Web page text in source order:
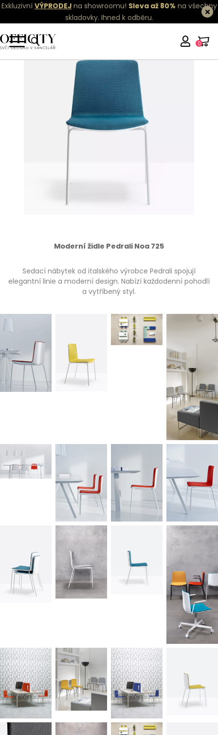
Exkluzivní VÝPRODEJ na showroomu! Sleva až 80% na všechny
skladovky. Ihned k odběru.
0
Moderní židle Pedrali Noa 725
Sedací nábytek od italského výrobce Pedrali spojují
elegantní linie a moderní design. Nabízí každodenní pohodlí
a vytříbený styl.